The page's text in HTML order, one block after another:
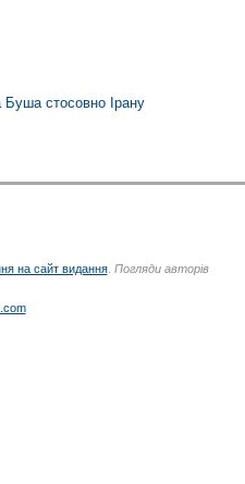
стосовно Ірану
на сайт видання. Погляди авторів